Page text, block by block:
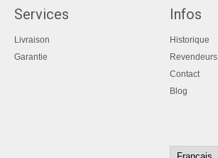
Services
Livraison
Garantie
Infos
Historique
Revendeurs
Contact
Blog